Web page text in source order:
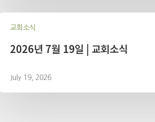
교회소식
2026년 7월 19일 | 교회소식
July 19, 2026